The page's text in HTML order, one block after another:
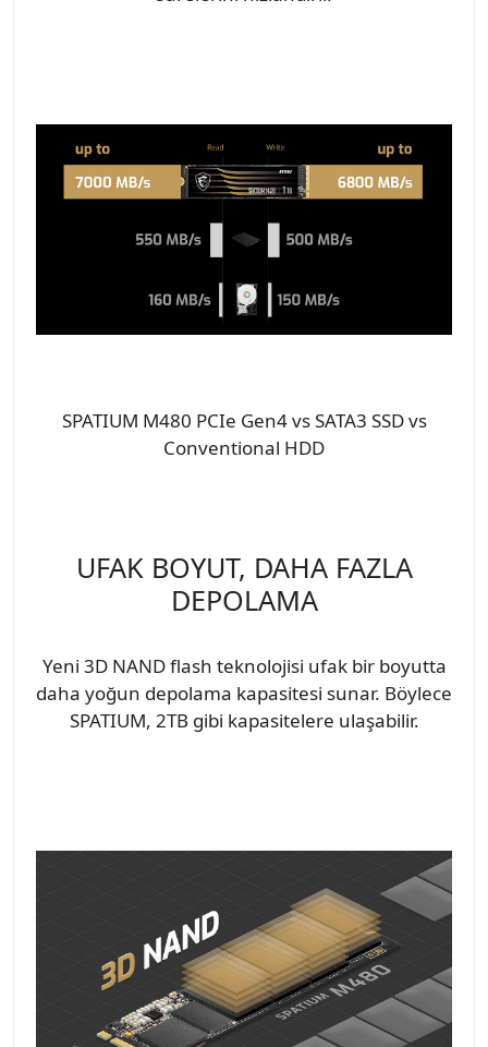
SPATIUM M480 PCIe Gen4 vs SATA3 SSD vs
Conventional HDD
UFAK BOYUT, DAHA FAZLA
DEPOLAMA
Yeni 3D NAND flash teknolojisi ufak bir boyutta
daha yoğun depolama kapasitesi sunar. Böylece
SPATIUM, 2TB gibi kapasitelere ulaşabilir.